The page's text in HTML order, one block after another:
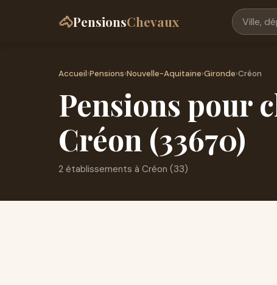
🐴PensionsChevaux
Accueil›Pensions›Nouvelle-Aquitaine›Gironde›Créon
Pensions pour
Créon (33670)
2 établissements à Créon (33)